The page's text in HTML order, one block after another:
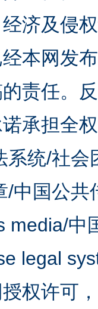
经济及侵
本网发
的责任。
承担全
系统/社
/中国公共
media/中
legal
权许可